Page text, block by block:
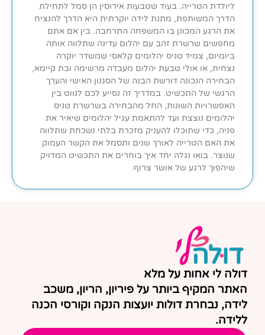
ליולדת הטרייה. בעוד שטבעות אירוסין הן סמל לתחילת
הדרך המשותפת, מתנת לידה יוקרתית היא הדרך להנציח
את הרגע המכונן בו המשפחה התרחבה. בין אם אתם
מחפשים שרשרת זהב עם יהלום עדינה שתלווה אותה
ביומיום, צמיד טניס יהלומים קלאסי שמשדר יוקרה
נצחית, או אולי טבעת יהלום מעבדה מרשימה ובת קיימא,
הבחירה הנכונה דורשת הבנה של הסגנון האישי והערך
הרגשי של התכשיט. במדריך זה נסייע לכם לנווט בין
האפשרויות השונות, החל מהבחירה בשרשרת טניס
יהלומים נוצצת ועד להתאמת עגיל יהלומים שיאיר את
פניה, כדי שתוכלו להעניק מזכרת בלתי נשכחת שתלווה
את האם הטרייה לאורך שנים ותסמל את הקשר העמוק
שנוצר. בואו נגלה יחד איך בוחרים את התכשיט המדויק
שיהפוך לרגע של אושר צרוף.
דולה לי אחות על מלא
האתר המקיף ביותר על פיריון, הריון, משכב
לידה, נבחרת דולות יועצות הנקה וקורסי הכנה
ללידה.